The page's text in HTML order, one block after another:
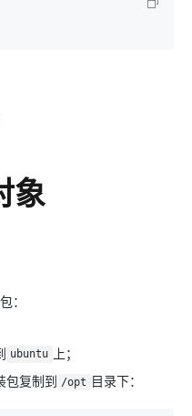
象
：
ubuntu
上；
包复制到 /opt 目录下：